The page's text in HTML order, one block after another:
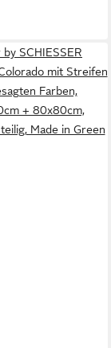
SCHIESSER
mit Streifen
Farben,
+ 80x80cm,
Made in Green